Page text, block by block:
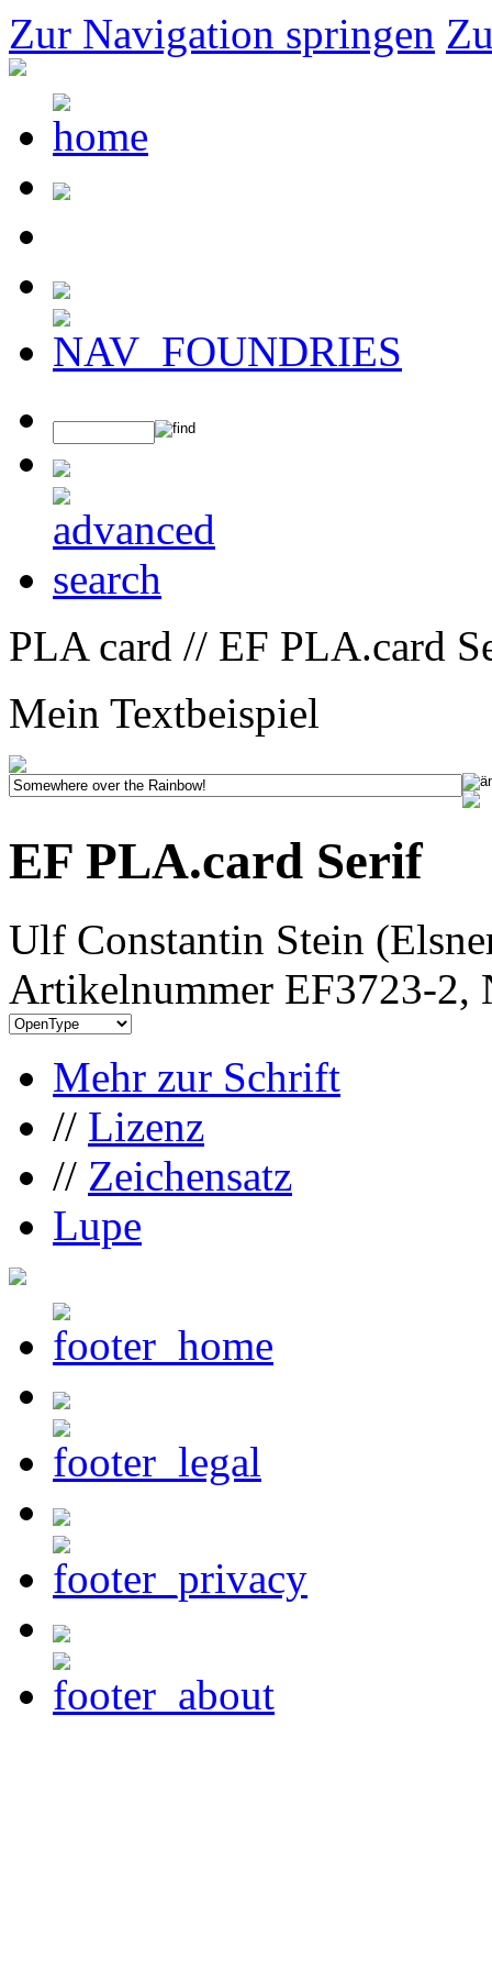
Zur Navigation springen
PLA card // EF PLA.card
Mein Textbeispiel
EF PLA.card Serif
Ulf Constantin Stein
Artikelnummer EF3723-2,
Mehr zur Schrift
// Lizenz
// Zeichensatz
Lupe